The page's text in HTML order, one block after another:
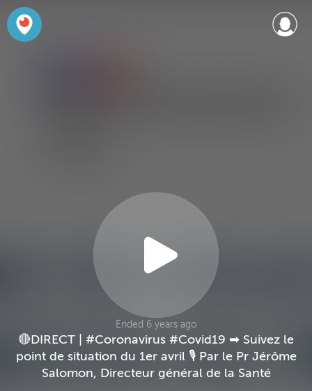
Ended 6 years ago
🔴DIRECT | #Coronavirus #Covid19 ➡ Suivez le
point de situation du 1er avril 🎙 Par le Pr Jérôme
Salomon, Directeur général de la Santé